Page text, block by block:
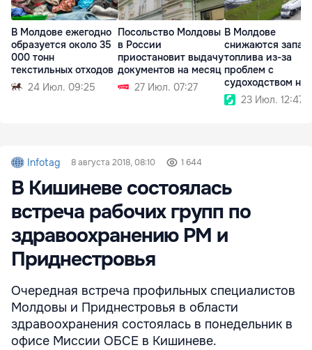
В Молдове ежегодно
образуется около 35
000 тонн
текстильных отходов
24 Июл. 09:25
Посольство Молдовы
в России
приостановит выдачу
документов на месяц
27 Июл. 07:27
В Молдове
снижаются
топлива из-за
проблем с
судоходством на
Дунае23 Июл. 12:47
Infotag 8 августа 2018, 08:10 1 644
В Кишиневе состоялась
встреча рабочих групп по
здравоохранению РМ и
Приднестровья
Очередная встреча профильных специалистов
Молдовы и Приднестровья в области
здравоохранения состоялась в понедельник в
офисе Миссии ОБСЕ в Кишиневе.